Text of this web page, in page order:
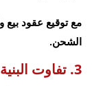
مع توقيع عقود بيع
الشحن.
3. تفاوت البنية التحتية اللوجستية داخل العراق